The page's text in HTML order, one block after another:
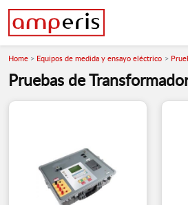
Home Equipos de medida y ensayo eléctrico
Pruebas de